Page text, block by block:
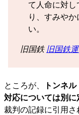
て人命に対し
り、すみや
い。
旧国鉄 旧国鉄
ところが、
トンネ
対応については別
裁判の記録に引用さ